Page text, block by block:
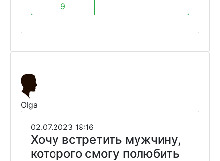
9
Olga
02.07.2023 18:16
Хочу встретить мужчину,
которого смогу полюбить